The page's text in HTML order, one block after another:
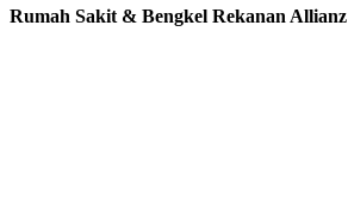
Rumah Sakit & Bengkel Rekanan Allianz